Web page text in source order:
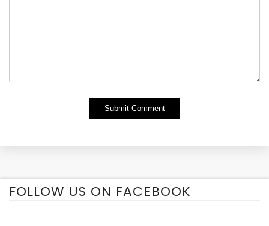
FOLLOW US ON FACEBOOK